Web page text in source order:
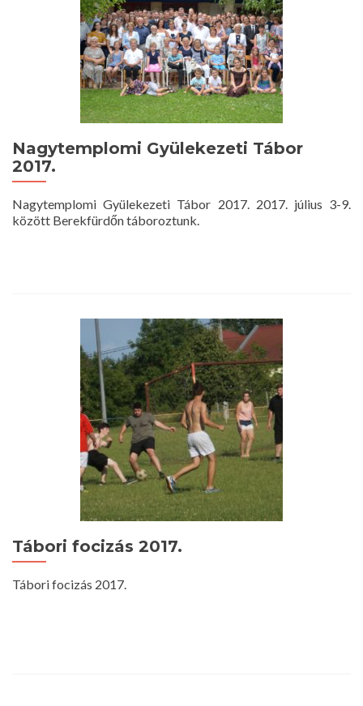
Nagytemplomi Gyülekezeti Tábor
2017.
Nagytemplomi Gyülekezeti Tábor 2017. 2017. július 3-9.
között Berekfürdőn táboroztunk.
Tábori focizás 2017.
Tábori focizás 2017.